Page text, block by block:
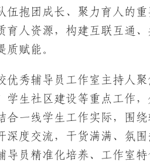
伍抱团成长、聚力育人的
人资源，构建互联互通
赋能。
优秀辅导员工作室主持人
生社区建设等重点工作，
合一线学生工作实际，围
度交流，干货满满、氛
员精准化培养、工作室